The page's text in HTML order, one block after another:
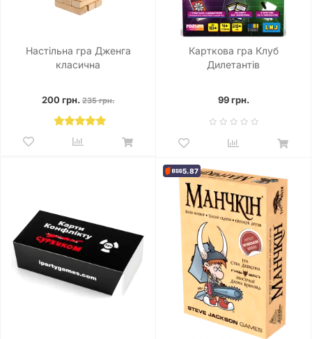
Настільна гра Дженга
класична
200 грн. 235 грн.
Карткова гра Клуб
Дилетантів
99 грн.
5.87